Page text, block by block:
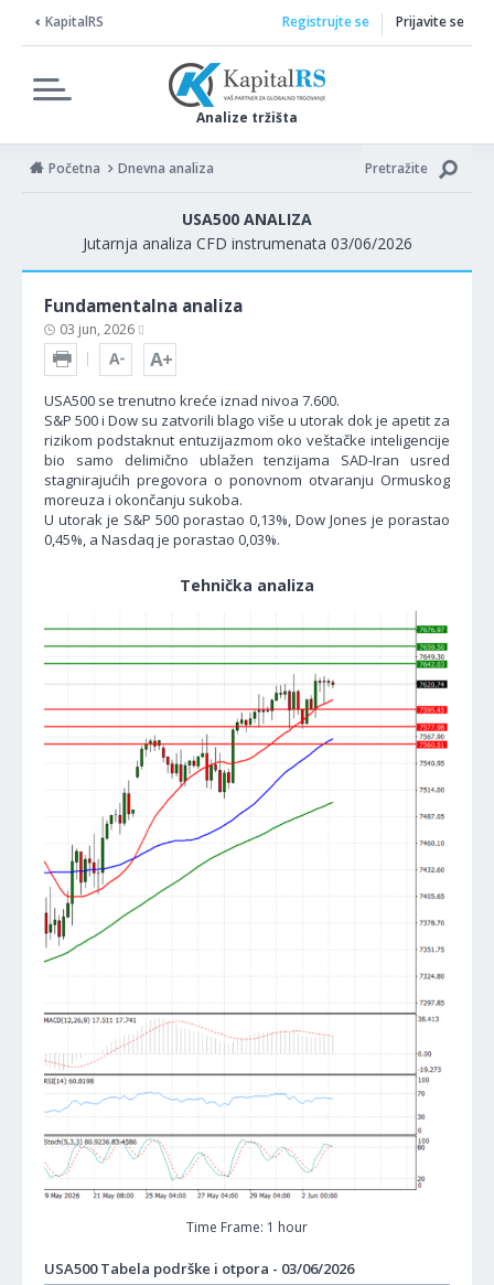
KapitalRS
Analize tržišta
Registrujte se Prijavite se
Početna Dnevna analiza Pretražite
USA500 ANALIZA
Jutarnja analiza CFD instrumenata 03/06/2026
Fundamentalna analiza
03 jun, 2026
USA500 se trenutno kreće iznad nivoa 7.600.
S&P 500 i Dow su zatvorili blago više u utorak dok je apetit za
rizikom podstaknut entuzijazmom oko veštačke inteligencije
bio samo delimično ublažen tenzijama SAD-Iran usred
stagnirajućih pregovora o ponovnom otvaranju Ormuskog
moreuza i okončanju sukoba.
U utorak je S&P 500 porastao 0,13%, Dow Jones je porastao
0,45%, a Nasdaq je porastao 0,03%.
Tehnička analiza
Time Frame: 1 hour
USA500 Tabela podrške i otpora - 03/06/2026